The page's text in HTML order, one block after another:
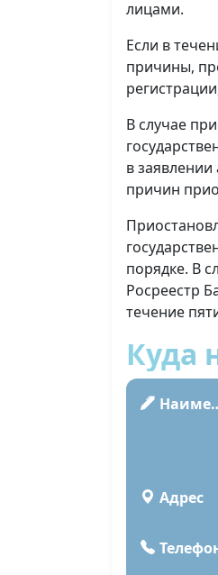
лицами.
Если в
причины,
В случае
в
причин
порядке. В
Росреестр
течение
Куда
Наименование
Адрес